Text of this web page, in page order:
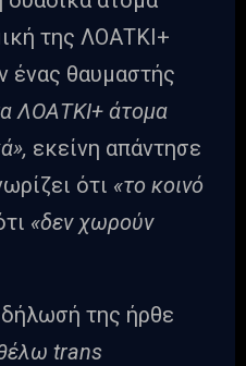
της ΛΟΑΤΚΙ+
ένας θαυμαστής
ΛΟΑΤΚΙ+ άτομα
εκείνη απάντησε
ότι «το κοινό
«δεν χωρούν
της ήρθε
trans